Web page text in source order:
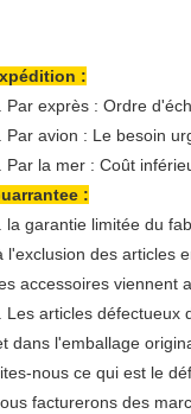
:
Par exprès : Ordre
Par avion : Le besoin
Par la mer : Coût
:
la garantie limitée du
l'exclusion des articles
accessoires viennent
Les articles défectueux
dans l'emballage
nous ce qui est le
facturerons des